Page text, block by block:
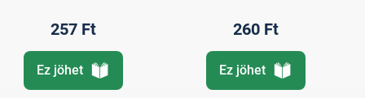
257 Ft
Ez jöhet
260 Ft
Ez jöhet